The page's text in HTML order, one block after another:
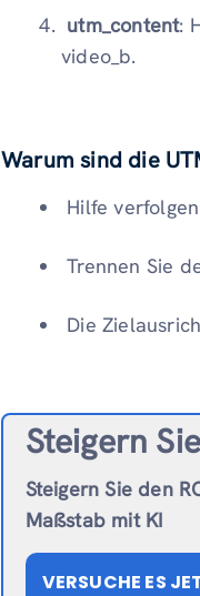
utm_content:
video_b.
Warum sind die
Hilfe verfolgen
Trennen Sie
Die
Steigern
Steigern Sie den
Maßstab mit KI
VERSUCHE ES